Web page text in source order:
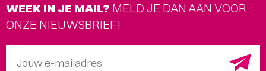
WEEK IN JE MAIL? MELD JE DAN AAN VOOR
ONZE NIEUWSBRIEF!
Jouw e-mailadres